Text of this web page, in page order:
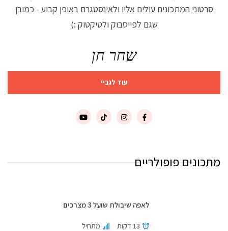
סרטוני המתכונים עולים אליו ולאינסטגרם באופן קבוע - כמובן
שגם לפייסבוק ולטיקטוק :)
שחר חן
עוד לגביי
מתכונים פופולריים
לאפה שיבולת שועל 3 מצרכים
13 דקות מתחיל